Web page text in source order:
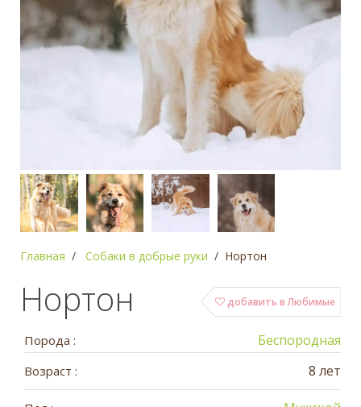
Главная Собаки в добрые руки Нортон
добавить в Любимые
Нортон
Порода : Беспородная
Возраст : 8 лет